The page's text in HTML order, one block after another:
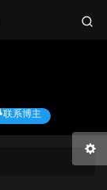
联系博主